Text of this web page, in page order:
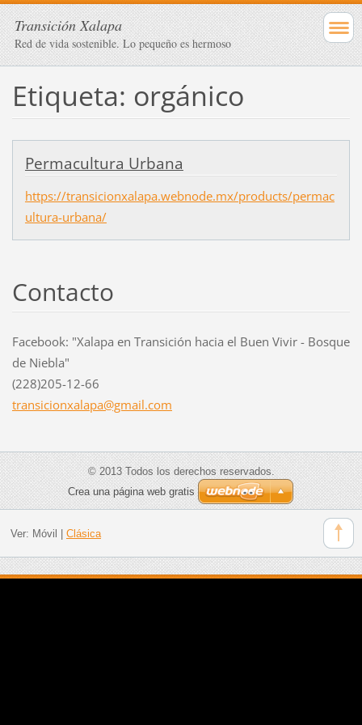
Transición Xalapa
Red de vida sostenible. Lo pequeño es hermoso
Etiqueta: orgánico
Permacultura Urbana
https://transicionxalapa.webnode.mx/products/permac
ultura-urbana/
Contacto
Facebook: "Xalapa en Transición hacia el Buen Vivir - Bosque
de Niebla"
(228)205-12-66
transicionxalapa@gmail.com
© 2013 Todos los derechos reservados.
Crea una página web gratis
Ver: Móvil Clásica